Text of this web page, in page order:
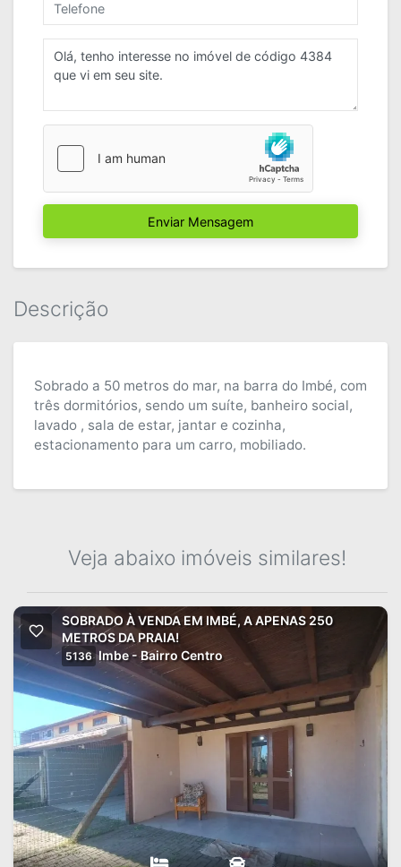
Enviar Mensagem
Descrição
Sobrado a 50 metros do mar, na barra do Imbé, com
três dormitórios, sendo um suíte, banheiro social,
lavado , sala de estar, jantar e cozinha,
estacionamento para um carro, mobiliado.
Veja abaixo imóveis similares!
SOBRADO À VENDA EM IMBÉ, A APENAS 250
METROS DA PRAIA!
5136 Imbe - Bairro Centro